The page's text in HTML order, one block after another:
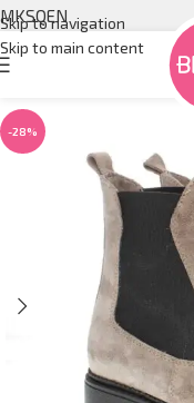
Skip to navigation
Skip to main content
MKSQEN
-28%